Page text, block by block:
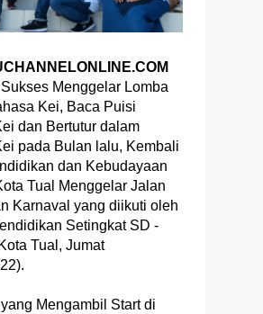
Menggelar Lomba
Kei, Baca Puisi
dan Bertutur dalam
pada Bulan lalu, Kembali
dan Kebudayaan
Tual Menggelar Jalan
Karnaval yang diikuti oleh
Setingkat SD -
Tual, Jumat
Mengambil Start di